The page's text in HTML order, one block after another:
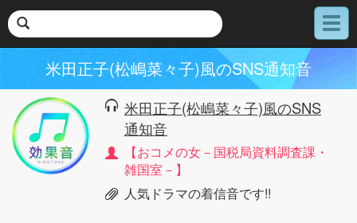
メ
ニ
米田正子(松嶋菜々子)風のSNS通知音
米田正子(松嶋菜々子)風のSNS
通知音
【おコメの女－国税局資料調査課・
雑国室－】
人気ドラマの着信音です!!